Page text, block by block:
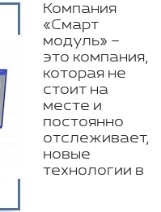
Компания
«Смарт
модуль» –
это компания,
которая не
стоит на
месте и
постоянно
отслеживает,
новые
технологии в